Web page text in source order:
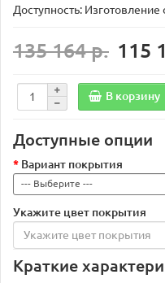
Доступность: Изготовление
135 164 р. 115
В корзину
Доступные опции
Вариант покрытия
Укажите цвет покрытия
Краткие